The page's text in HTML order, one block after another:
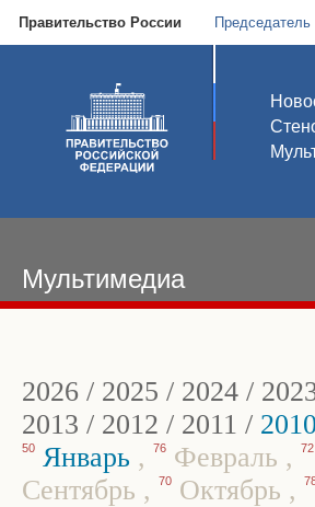
Правительство России
Мультимедиа
2026 / 2025 / 2024 /
2013 / 2012 / 2011 / 2010
50 Январь , 76 Февраль , 72
Сентябрь , 70 Октябрь ,